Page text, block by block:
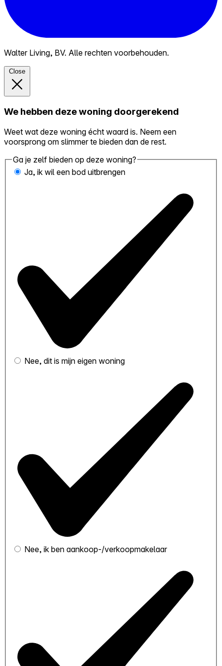
Walter Living, BV. Alle rechten voorbehouden.
Close
We hebben deze woning doorgerekend
Weet wat deze woning écht waard is. Neem een
voorsprong om slimmer te bieden dan de rest.
Ga je zelf bieden op deze woning?
Ja, ik wil een bod uitbrengen
Nee, dit is mijn eigen woning
Nee, ik ben aankoop-/verkoopmakelaar